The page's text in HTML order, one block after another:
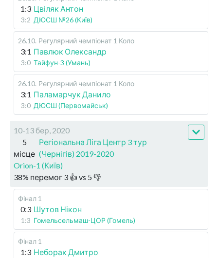
1:3 Цвіляк Антон
3:2 ДЮСШ №26 (Київ)
26.10. Регулярний чемпіонат 1 Коло
3:1 Павлюк Олександр
3:0 Тайфун-3 (Умань)
26.10. Регулярний чемпіонат 1 Коло
3:1 Паламарчук Данило
3:0 ДЮСШ (Первомайськ)
10-13 бер, 2020
5
місце
Регіональна Ліга Центр 3 тур
(Чернігів) 2019-2020
Orion-1 (Київ)
38% перемог 3 👍 vs 5 👎
Фінал 1
0:3 Шутов Нікон
1:3 Гомельсельмаш-ЦОР (Гомель)
Фінал 1
1:3 Неборак Дмитро